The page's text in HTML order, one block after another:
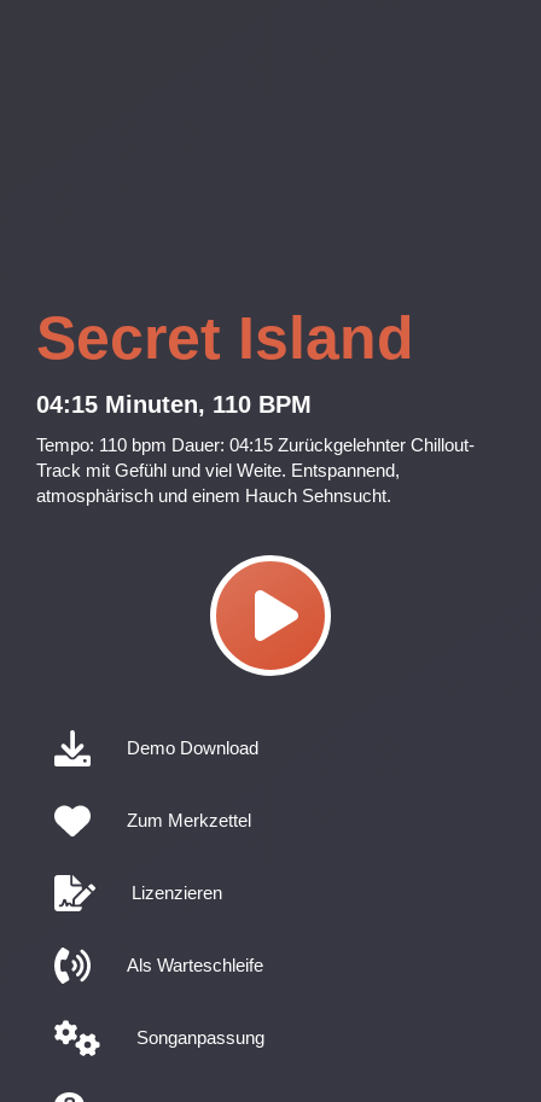
Secret Island
04:15 Minuten, 110 BPM
Tempo: 110 bpm Dauer: 04:15 Zurückgelehnter Chillout-
Track mit Gefühl und viel Weite. Entspannend,
atmosphärisch und einem Hauch Sehnsucht.
Demo Download
Zum Merkzettel
Lizenzieren
Als Warteschleife
Songanpassung